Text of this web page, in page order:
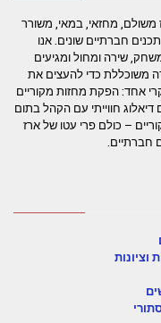
משולם, מחזאי, במאי, משורר
ישראל משנת 1988 ועוסק בתכנים חברתיים שונים. אנו
שירה ומחול ומגיעים
משוכללת כדי להעצים את
אחד: הפקת מחזות מקוריים
חווייתי עם הקהל בתום
– כולם פרי עטו של ארז
חברתיים.
וציונות